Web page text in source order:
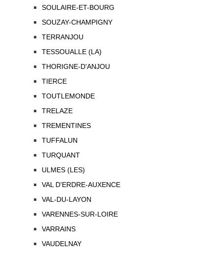
SOULAIRE-ET-BOURG
SOUZAY-CHAMPIGNY
TERRANJOU
TESSOUALLE (LA)
THORIGNE-D'ANJOU
TIERCE
TOUTLEMONDE
TRELAZE
TREMENTINES
TUFFALUN
TURQUANT
ULMES (LES)
VAL D'ERDRE-AUXENCE
VAL-DU-LAYON
VARENNES-SUR-LOIRE
VARRAINS
VAUDELNAY